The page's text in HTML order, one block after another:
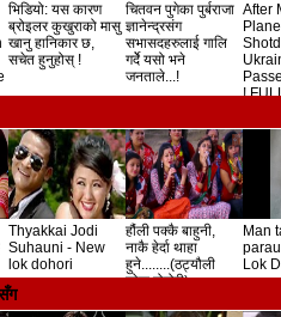
भिडियो: यस कारण
ब्रोइलर कुखुराको मासु
खानु हानिकार छ,
सचेत हुनुहोस् !
चितवन पुगेका पुर्बराजा
ज्ञानेन्द्रसंग
सभासदहरुलाई गालि
गर्देे यसो भने
जनताले...!
After
!
Thyakkai Jodi
Suhauni - New
lok dohori
हौंली पक्कै बाहुनी,
नाकै हेर्दा थाहा
हुने........(ठट्यौली
लोक दोहोरी)
Man
Lok